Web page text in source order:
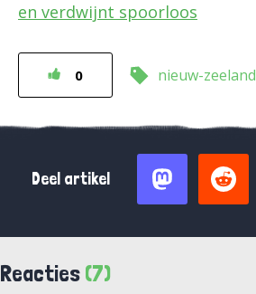
en verdwijnt spoorloos
0 nieuw-zeeland
Deel artikel
Reacties (7)